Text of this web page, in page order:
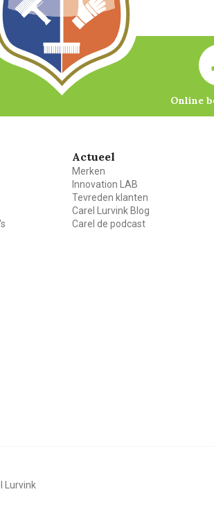
Online
Actueel
Merken
Innovation LAB
Tevreden klanten
Carel Lurvink Blog
Carel de podcast
Lurvink